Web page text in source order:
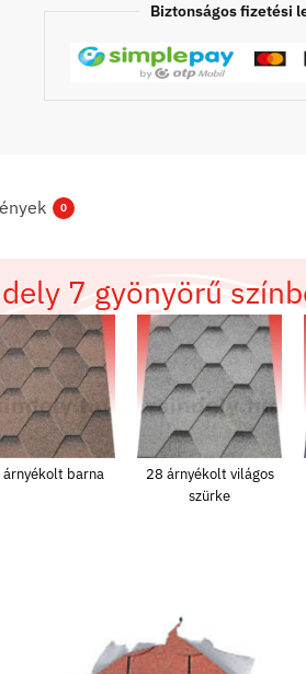
Biztonságos fizetési
0
7 gyönyörű
árnyékolt barna
28 árnyékolt világos
szürke